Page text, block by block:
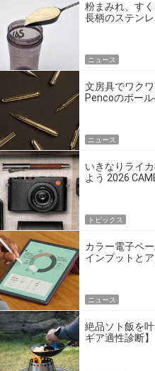
粉まみれ、す
長柄のステン
ニュース
文房具でワクワ
Pencoのボー
ニュース
いきなりライ
よう 2026
トピックス
カラー電子ペ
インプットと
ニュース
絶品ソト飯を
ギア適性診断】